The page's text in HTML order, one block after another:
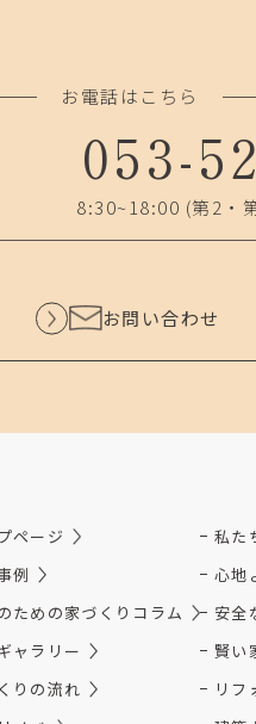
お電話はこちら
053-
8:30~18:00 (第2・
お問い合わせ
ページ
例
ための家づくりコラム
ャラリー
りの流れ
私た
心地
安全
賢い
リフ